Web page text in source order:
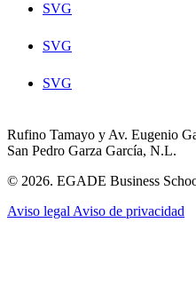
SVG
SVG
SVG
Rufino Tamayo y Av. Eugenio
San Pedro Garza García, N.L.
© 2026. EGADE Business
Aviso legal Aviso de privacidad